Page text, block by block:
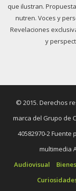
que ilustran.
nutren. Voces y
Revelaciones
y
© 2015. Derechos
marca del Grupo de
40582970-2
multimedia
Audiovisual